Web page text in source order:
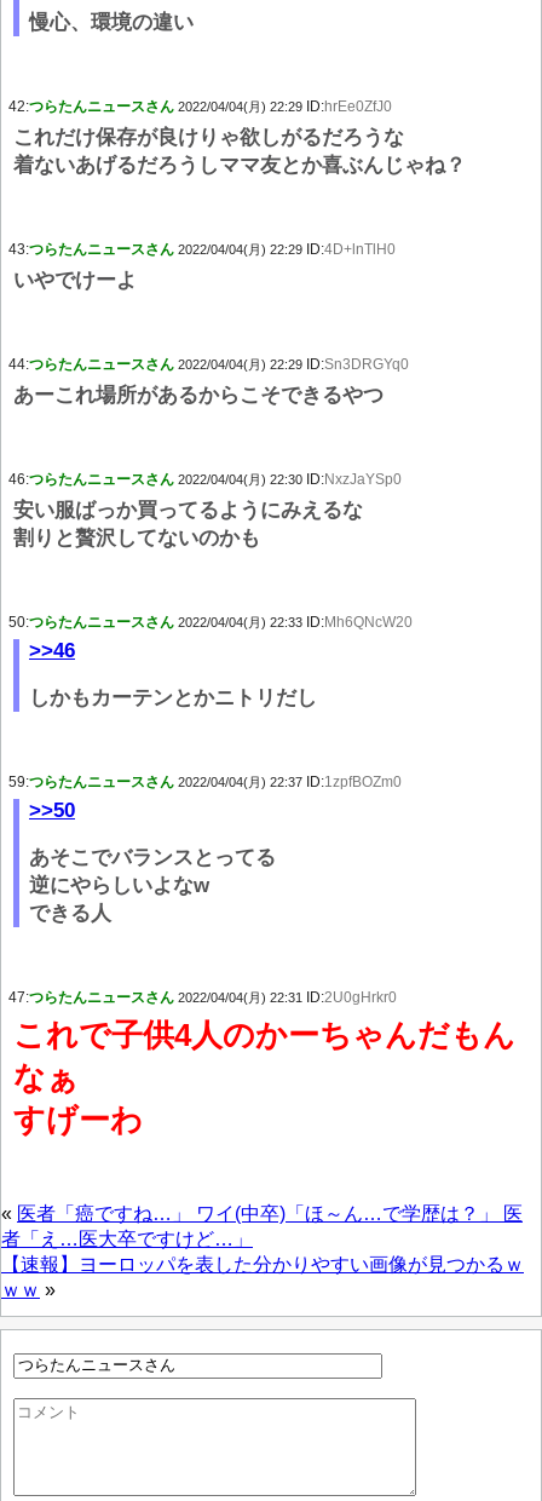
慢心、環境の違い
42:つらたんニュースさん 2022/04/04(月) 22:29 ID:hrEe0ZfJ0
これだけ保存が良けりゃ欲しがるだろうな
着ないあげるだろうしママ友とか喜ぶんじゃね？
43:つらたんニュースさん 2022/04/04(月) 22:29 ID:4D+lnTlH0
いやでけーよ
44:つらたんニュースさん 2022/04/04(月) 22:29 ID:Sn3DRGYq0
あーこれ場所があるからこそできるやつ
46:つらたんニュースさん 2022/04/04(月) 22:30 ID:NxzJaYSp0
安い服ばっか買ってるようにみえるな
割りと贅沢してないのかも
50:つらたんニュースさん 2022/04/04(月) 22:33 ID:Mh6QNcW20
>>46
しかもカーテンとかニトリだし
59:つらたんニュースさん 2022/04/04(月) 22:37 ID:1zpfBOZm0
>>50
あそこでバランスとってる
逆にやらしいよなw
できる人
47:つらたんニュースさん 2022/04/04(月) 22:31 ID:2U0gHrkr0
これで子供4人のかーちゃんだもん
なぁ
すげーわ
« 医者「癌ですね…」 ワイ(中卒)「ほ～ん…で学歴は？」 医
者「え…医大卒ですけど…」
【速報】ヨーロッパを表した分かりやすい画像が見つかるｗ
ｗｗ »